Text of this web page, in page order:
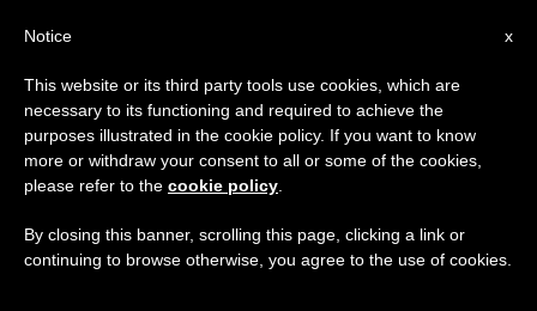
Il cardinale Scola domani alla
Trinità, la "Chinatown" di Milano
x
Notice
This website or its third party tools use cookies, which are
necessary to its functioning and required to achieve the
purposes illustrated in the cookie policy. If you want to know
more or withdraw your consent to all or some of the cookies,
please refer to the cookie policy
By closing this banner, scrolling this page, clicking a link or
continuing to browse otherwise, you agree to the use of cookies.